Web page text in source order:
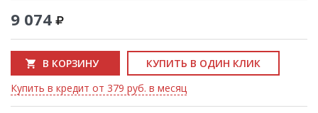
9 074
В КОРЗИНУ
КУПИТЬ В ОДИН КЛИК
Купить в кредит от 379 руб. в месяц